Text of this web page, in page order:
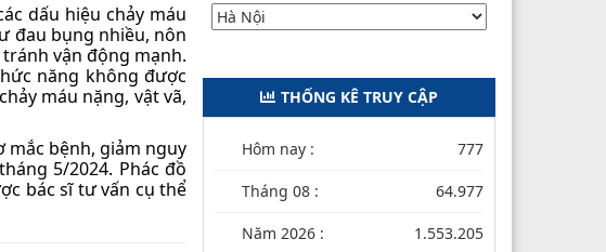
dấu hiệu chảy máu
đau bụng nhiều, nôn
vận động mạnh.
năng không được
máu nặng, vật vã,
mắc bệnh, giảm nguy
5/2024. Phác đồ
bác sĩ tư vấn cụ thể
THỐNG KÊ TRUY CẬP
Hôm nay : 777
Tháng 08 : 64.977
Năm 2026 : 1.553.205